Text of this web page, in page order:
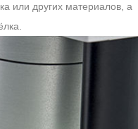
или других материалов, а